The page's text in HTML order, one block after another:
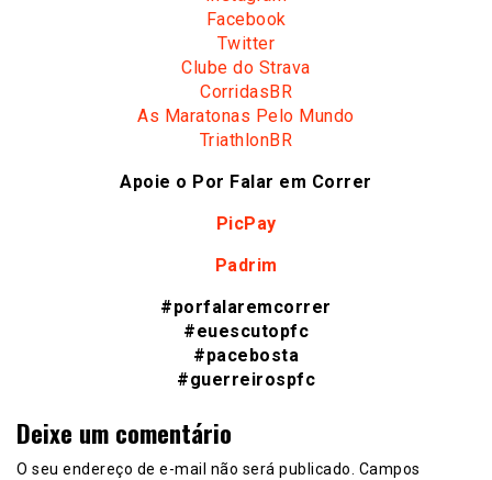
Facebook
Twitter
Clube do Strava
CorridasBR
As Maratonas Pelo Mundo
TriathlonBR
Apoie o Por Falar em Correr
PicPay
Padrim
#porfalaremcorrer
#euescutopfc
#pacebosta
#guerreirospfc
Deixe um comentário
O seu endereço de e-mail não será publicado. Campos